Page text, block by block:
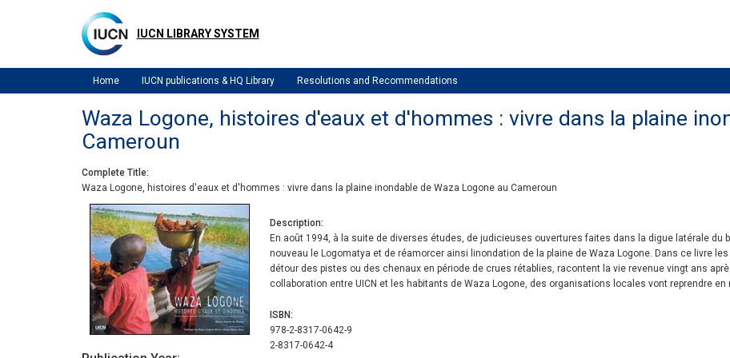
IUCN LIBRARY SYSTEM
Home IUCN publications & HQ Library Resolutions and Recommendations
Waza Logone, histoires d'eaux et d'hommes : vivre dans la plaine
Cameroun
Complete Title
Waza Logone, histoires d'eaux et d'hommes : vivre dans la plaine inondable de Waza Logone au Cameroun
Description
En août 1994, à la suite de diverses études, de judicieuses ouvertures faites dans la digue latérale du
nouveau le Logomatya et de réamorcer ainsi linondation de la plaine de Waza Logone. Dans ce livre
détour des pistes ou des chenaux en période de crues rétablies, racontent la vie revenue vingt ans
collaboration entre UICN et les habitants de Waza Logone, des organisations locales vont reprendre
ISBN
978-2-8317-0642-9
2-8317-0642-4